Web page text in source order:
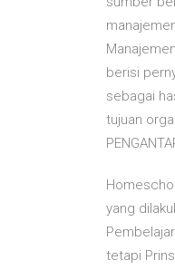
berisi
sebagai
tujuan
yang
tetapi